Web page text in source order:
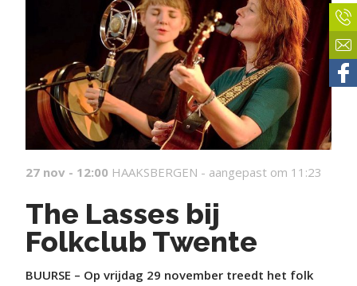
27 nov - 12:00 HAAKSBERGEN - aangepast om 11:23
The Lasses bij
Folkclub Twente
BUURSE – Op vrijdag 29 november treedt het folk